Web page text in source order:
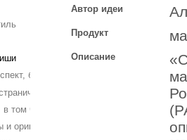
буклет
издания
том числе обложка журнала
оригинальные бизнес-сувениры
Автор идеи
Продукт
Описание